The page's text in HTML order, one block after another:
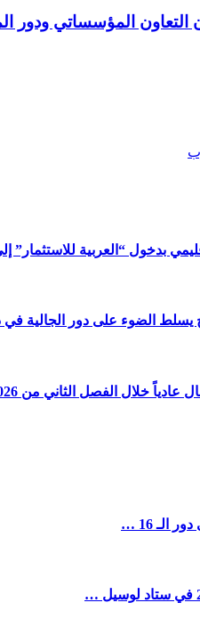
المؤسساتي ودور
بدخول “العربية للاستثمار” إلى
يسلط الضوء على دور الجالية في
الـ 16 …